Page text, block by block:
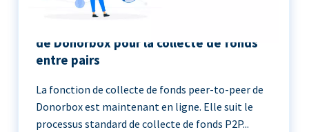
de Donorbox pour la collecte de fonds
entre pairs
La fonction de collecte de fonds peer-to-peer de
Donorbox est maintenant en ligne. Elle suit le
processus standard de collecte de fonds P2P...